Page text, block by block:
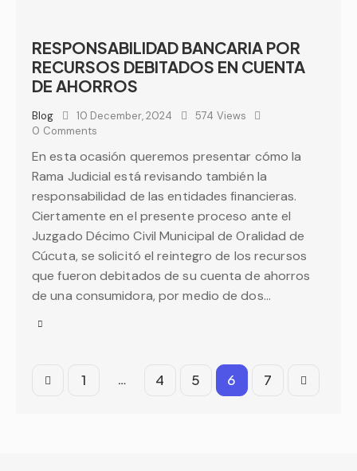
RESPONSABILIDAD BANCARIA POR
RECURSOS DEBITADOS EN CUENTA
DE AHORROS
Blog 10 December, 2024 574 Views
0 Comments
En esta ocasión queremos presentar cómo la
Rama Judicial está revisando también la
responsabilidad de las entidades financieras.
Ciertamente en el presente proceso ante el
Juzgado Décimo Civil Municipal de Oralidad de
Cúcuta, se solicitó el reintegro de los recursos
que fueron debitados de su cuenta de ahorros
de una consumidora, por medio de dos…
1 … 4 5 6 7
>